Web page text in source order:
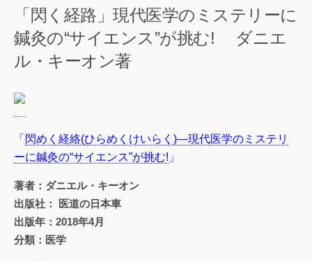
「閃く経路」現代医学のミステリーに
鍼灸の“サイエンス”が挑む! ダニエ
ル・キーオン著
「 閃めく経絡(ひらめくけいらく)―現代医学のミステリ
ーに鍼灸の“サイエンス”が挑む! 」
著者：ダニエル・キーオン
出版社： 医道の日本車
出版年：2018年4月
分類：医学